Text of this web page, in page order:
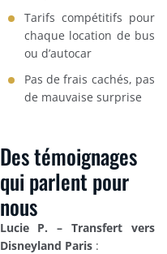
Tarifs compétitifs pour
chaque location de bus
ou d’autocar
Pas de frais cachés, pas
de mauvaise surprise
Des témoignages
qui parlent pour
nous
Lucie P. – Transfert vers
Disneyland Paris: